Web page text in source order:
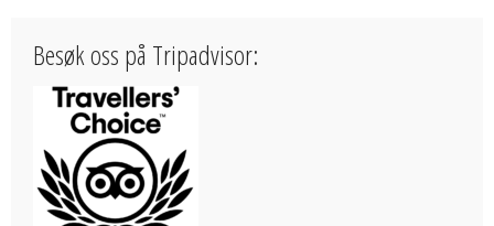
Besøk oss på Tripadvisor: